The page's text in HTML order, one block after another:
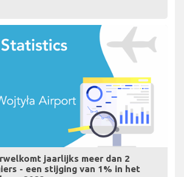
jaarlijks meer dan 2
- een stijging van 1% in het